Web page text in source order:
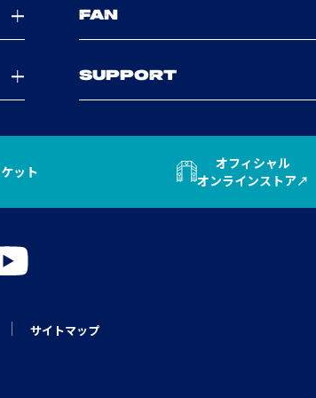
FAN
SUPPORT
ット
オフィシャル
オンラインストア
サイトマップ